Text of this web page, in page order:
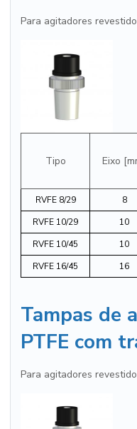
Para agitadores
Tipo Eixo
RVFE 8/29 8
RVFE 10/29
10
RVFE 10/45
10
RVFE 16/45
16
Tampas de
PTFE com
Para agitadores